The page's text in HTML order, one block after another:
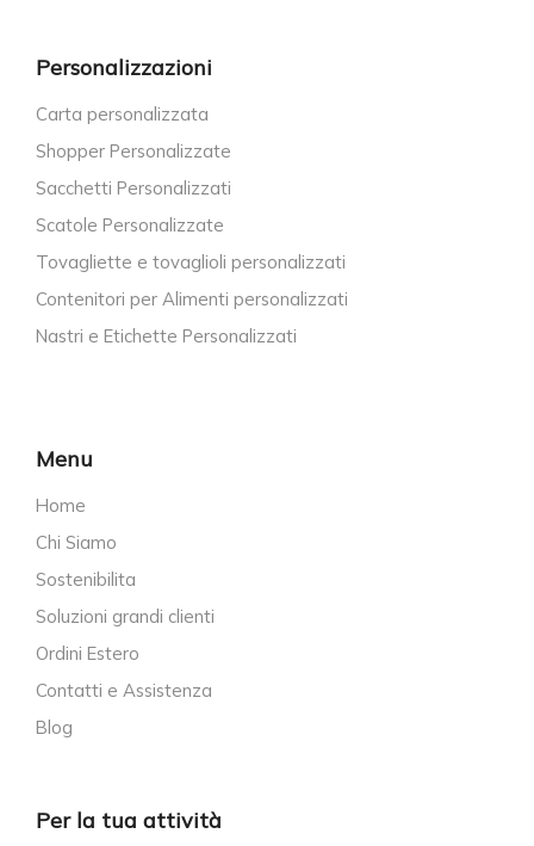
Personalizzazioni
Carta personalizzata
Shopper Personalizzate
Sacchetti Personalizzati
Scatole Personalizzate
Tovagliette e tovaglioli personalizzati
Contenitori per Alimenti personalizzati
Nastri e Etichette Personalizzati
Menu
Home
Chi Siamo
Sostenibilita
Soluzioni grandi clienti
Ordini Estero
Contatti e Assistenza
Blog
Per la tua attività